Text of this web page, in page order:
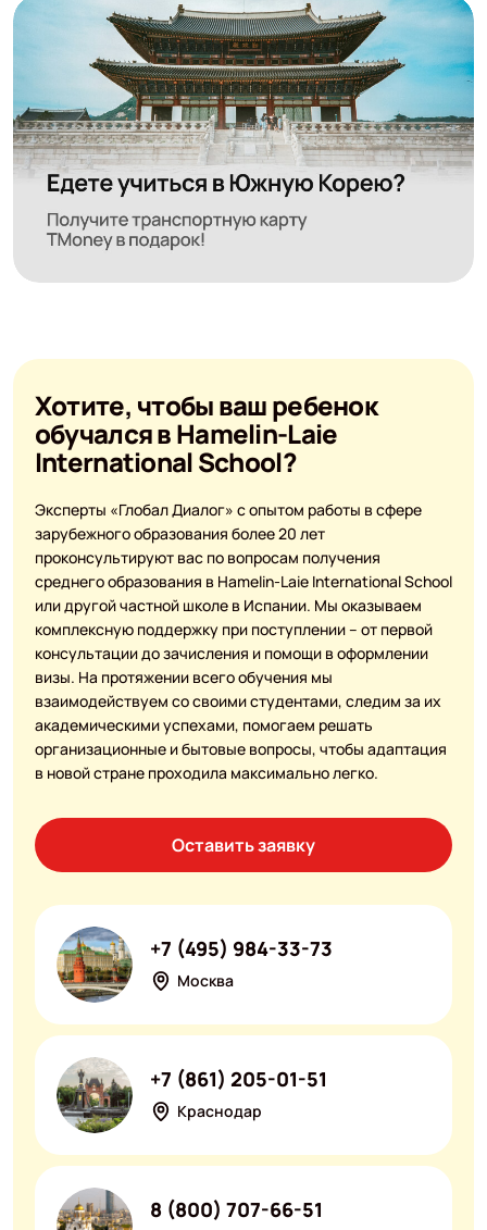
Хотите, чтобы ваш ребенок
обучался в Hamelin-Laie
International School?
Эксперты «Глобал Диалог» с опытом работы в сфере
зарубежного образования более 20 лет
проконсультируют вас по вопросам получения
среднего образования в Hamelin-Laie International School
или другой частной школе в Испании. Мы оказываем
комплексную поддержку при поступлении – от первой
консультации до зачисления и помощи в оформлении
визы. На протяжении всего обучения мы
взаимодействуем со своими студентами, следим за их
академическими успехами, помогаем решать
организационные и бытовые вопросы, чтобы адаптация
в новой стране проходила максимально легко.
Оставить заявку
Москва
+7 (495) 984-33-73
Краснодар
+7 (861) 205-01-51
8 (800) 707-66-51